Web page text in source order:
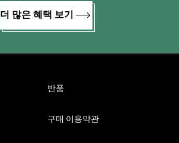
더 많은 혜택 보기
반품
구매 이용약관